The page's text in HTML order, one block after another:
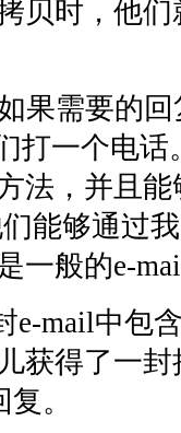
贝时，他
果需要的回
打一个电
法，并且
能够通过
一般的e-
e-mail中包
获得了一
。